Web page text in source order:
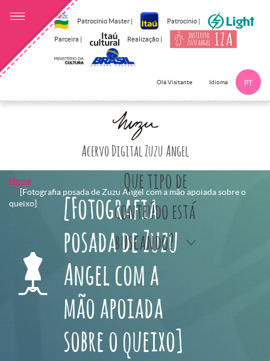
Patrocínio Master | Patrocínio |
Parceira | Realização |
Olá Visitante Idioma PT
Acervo Digital Zuzu Angel
Que tipo de
conteúdo está
buscando?
Home
[Fotografia posada de Zuzu Angel com a mão apoiada sobre o
queixo]
[Fotografia
posada de Zuzu
Angel com a
mão apoiada
sobre o queixo]